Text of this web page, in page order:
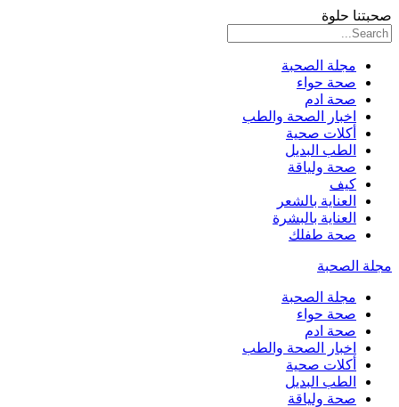
صحبتنا حلوة
مجلة الصحبة
صحة حواء
صحة ادم
اخبار الصحة والطب
أكلات صحية
الطب البديل
صحة ولياقة
كيف
العناية بالشعر
العناية بالبشرة
صحة طفلك
مجلة الصحبة
مجلة الصحبة
صحة حواء
صحة ادم
اخبار الصحة والطب
أكلات صحية
الطب البديل
صحة ولياقة